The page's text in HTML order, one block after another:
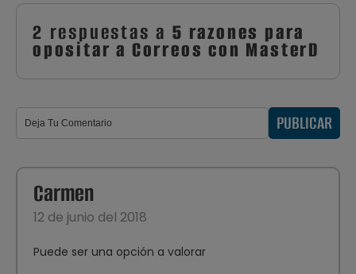
2 respuestas a 5 razones para
opositar a Correos con MasterD
PUBLICAR
Carmen
12 de junio del 2018
Puede ser una opción a valorar